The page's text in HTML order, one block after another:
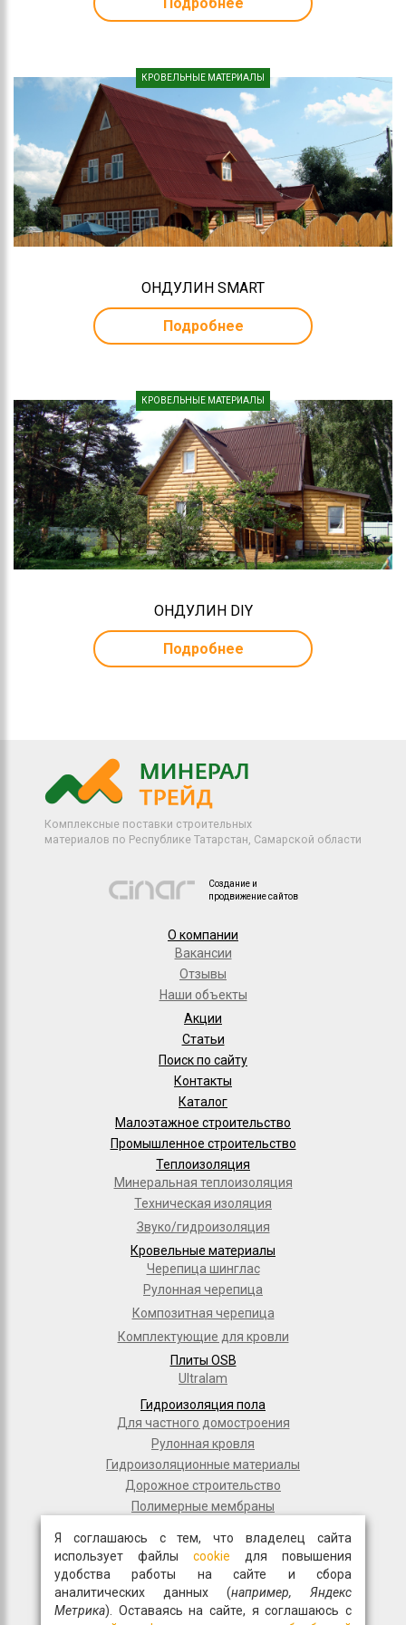
Устойчивость к погодным условиям.
Долговечность.
Кровля может быть выполнена в разных цветовых решениях,
которые не потеряют яркости с течением долгого времени. Во
время непогоды не создает никакого шума внутри
помещений.
Черепица Ондулин
Среди доступных разновидностей этой кровли существуют не
только волнистые листы, напоминающие шифер. В продаже
есть и мягкая черепица Ондулин, которая имеет те же
привлекательностью и экономичным расходом. Для вашего
дома вы можете подобрать кровельный материал в зеленом,
сером и терракотовом исполнении. Мы поможем осуществить
выбор, если вы обратитесь к специалистам «Минерал Трейд»
КРОВЕЛЬНЫЕ МАТЕРИАЛЫ
ОНДУЛИН SMART
Подробнее
КРОВЕЛЬНЫЕ МАТЕРИАЛЫ
ОНДУЛИН DIY
Подробнее
Комплексные поставки строительных
материалов по Республике Татарстан, Самарской области
Создание и
продвижение сайтов
О компании
Вакансии
Отзывы
Наши объекты
Акции
Статьи
Поиск по сайту
Контакты
Каталог
Малоэтажное строительство
Промышленное строительство
Теплоизоляция
Минеральная теплоизоляция
Техническая изоляция
Звуко/гидроизоляция
Кровельные материалы
Черепица шинглас
Рулонная черепица
Композитная черепица
Комплектующие для кровли
Плиты OSB
Ultralam
Гидроизоляция пола
Для частного домостроения
Рулонная кровля
Гидроизоляционные материалы
Дорожное строительство
Полимерные мембраны
Общестрой
Фасадная плитка
Перемычки
Монтажные пены
Я соглашаюсь с тем, что владелец сайта
использует файлы cookie для повышения
удобства работы на сайте и сбора
аналитических данных (например, Яндекс
Метрика). Оставаясь на сайте, я соглашаюсь с